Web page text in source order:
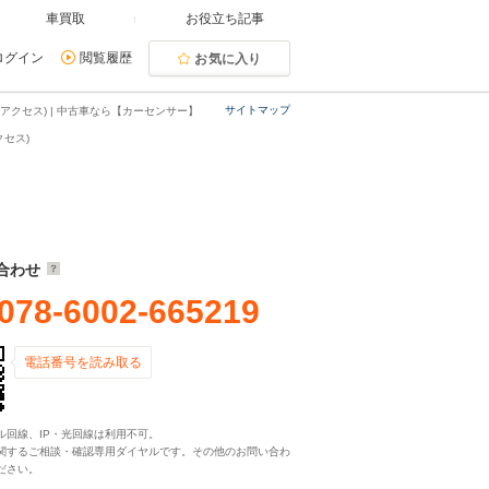
車買取 お役立ち記事
グイン 閲覧履歴 お気に入り
サイトマップ
クセス) | 中古車なら【カーセンサー】
セス)
わせ
6002-665219
電話番号を読み取る
線、IP・光回線は利用不可。
るご相談・確認専用ダイヤルです。その他のお問い合わ
さい。